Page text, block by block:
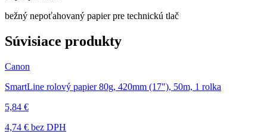
bežný nepoťahovaný papier pre technickú tlač
Súvisiace produkty
Canon
SmartLine rolový papier 80g, 420mm (17"), 50m, 1 rolka
5,84 €
4,74 € bez DPH